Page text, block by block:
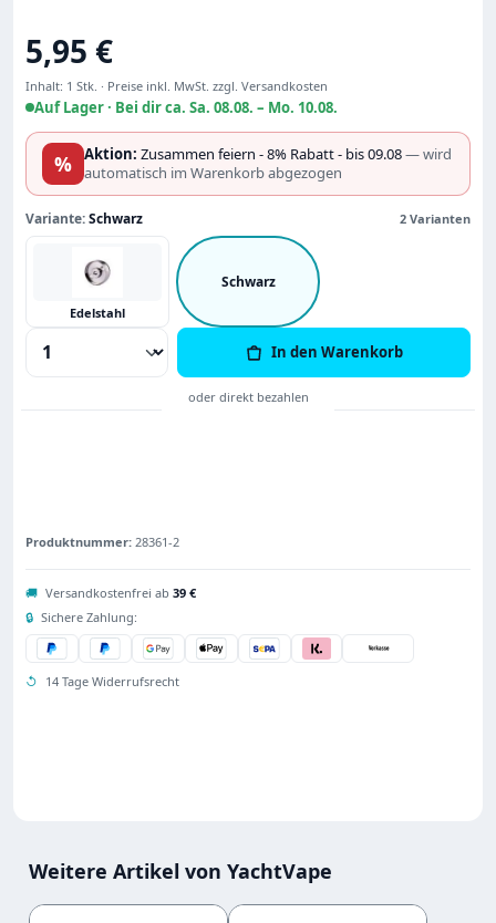
Regulärer Preis:
5,95 €
Inhalt: 1 Stk. · Preise inkl. MwSt. zzgl. Versandkosten
Auf Lager · Bei dir ca. Sa. 08.08. – Mo. 10.08.
% Aktion: Zusammen feiern - 8% Rabatt - bis 09.08— wird
automatisch im Warenkorb abgezogen
Variante:Schwarz 2 Varianten
Edelstahl
Schwarz
Produkt Anzahl: Gib den gewünschten
In den Warenkorb
Produktnummer: 28361-2
🚚 Versandkostenfrei ab 39 €
🔒 Sichere Zahlung:
↺ 14 Tage Widerrufsrecht
Weitere Artikel von YachtVape
Produktgalerie überspringen